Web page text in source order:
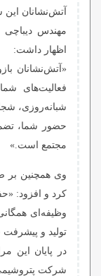
آتش‌نشانان
مهندس دیباچی
اظهار داشت:
«آتش‌نشانان
فعالیت‌های
شبانه‌روزی،
حضور شما،
مجتمع است.»
وی همچنین بر
کرد و افزود:
وظیفه‌ای
تولید و
در پایان این
شرکت پتروشیمی